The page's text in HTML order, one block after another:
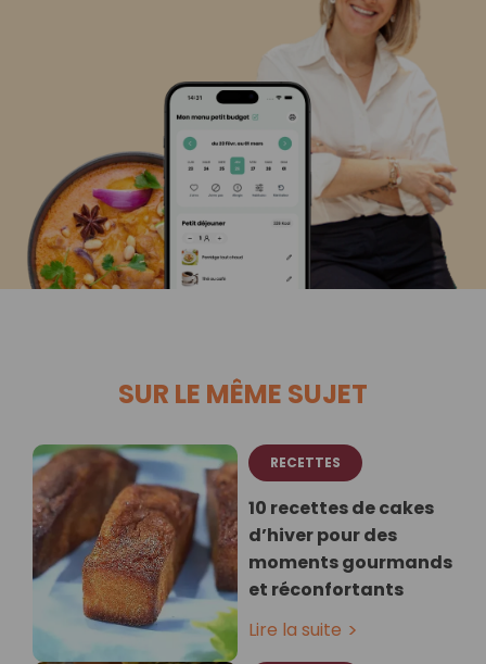
SUR LE MÊME SUJET
RECETTES
10 recettes de cakes
d’hiver pour des
moments gourmands
et réconfortants
Lire la suite